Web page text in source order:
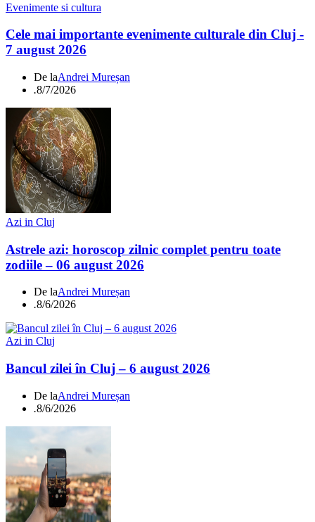
Evenimente si cultura
Cele mai importante evenimente culturale din Cluj -
7 august 2026
De laAndrei Mureșan
.8/7/2026
Azi in Cluj
Astrele azi: horoscop zilnic complet pentru toate
zodiile – 06 august 2026
De laAndrei Mureșan
.8/6/2026
Azi in Cluj
Bancul zilei în Cluj – 6 august 2026
De laAndrei Mureșan
.8/6/2026